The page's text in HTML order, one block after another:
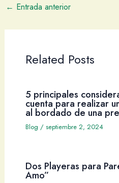
← Entrada anterior
Related Posts
5 principales
cuenta para realizar
al bordado de una
Blog / septiembre 2, 2024
Dos Playeras para
Amo”